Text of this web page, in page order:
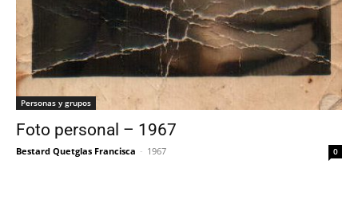
Personas y grupos
Foto personal – 1967
Bestard Quetglas Francisca - 1967 0